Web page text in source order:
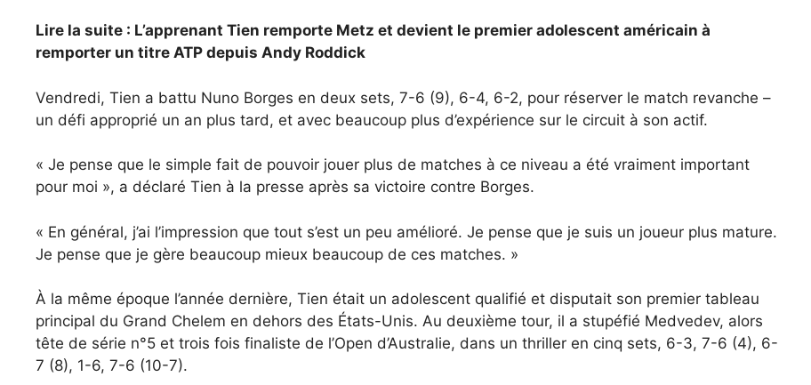
Lire la suite : L’apprenant Tien remporte Metz et devient le premier adolescent américain à
remporter un titre ATP depuis Andy Roddick
Vendredi, Tien a battu Nuno Borges en deux sets, 7-6 (9), 6-4, 6-2, pour réserver le match revanche –
un défi approprié un an plus tard, et avec beaucoup plus d’expérience sur le circuit à son actif.
« Je pense que le simple fait de pouvoir jouer plus de matches à ce niveau a été vraiment important
pour moi », a déclaré Tien à la presse après sa victoire contre Borges.
« En général, j’ai l’impression que tout s’est un peu amélioré. Je pense que je suis un joueur plus mature.
Je pense que je gère beaucoup mieux beaucoup de ces matches. »
À la même époque l’année dernière, Tien était un adolescent qualifié et disputait son premier tableau
principal du Grand Chelem en dehors des États-Unis. Au deuxième tour, il a stupéfié Medvedev, alors
tête de série n°5 et trois fois finaliste de l’Open d’Australie, dans un thriller en cinq sets, 6-3, 7-6 (4), 6-
7 (8), 1-6, 7-6 (10-7).